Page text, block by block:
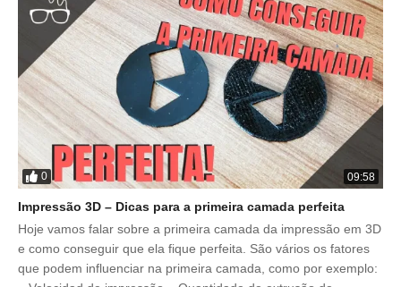
0 09:58
Impressão 3D – Dicas para a primeira camada perfeita
Hoje vamos falar sobre a primeira camada da impressão em 3D
e como conseguir que ela fique perfeita. São vários os fatores
que podem influenciar na primeira camada, como por exemplo: